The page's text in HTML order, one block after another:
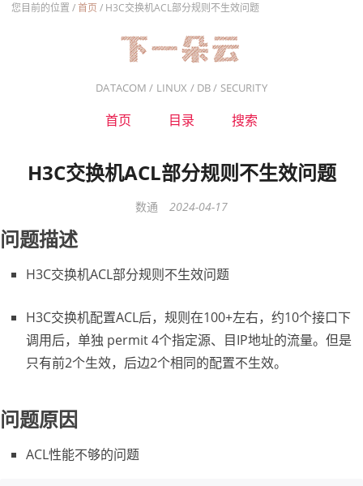
您目前的位置 /首页 / H3C交换机ACL部分规则不生效问题
DATACOM / LINUX / DB / SECURITY
首页 目录 搜索
H3C交换机ACL部分规则不生效问题
数通 2024-04-17
问题描述
H3C交换机ACL部分规则不生效问题
H3C交换机配置ACL后，规则在100+左右，约10个接口下
调用后，单独 permit 4个指定源、目IP地址的流量。但是
只有前2个生效，后边2个相同的配置不生效。
问题原因
ACL性能不够的问题